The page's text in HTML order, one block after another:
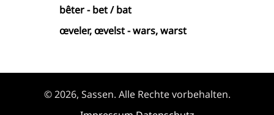
bêter - bet / bat
œveler, œvelst - wars, warst
© 2026, Sassen. Alle Rechte vorbehalten.